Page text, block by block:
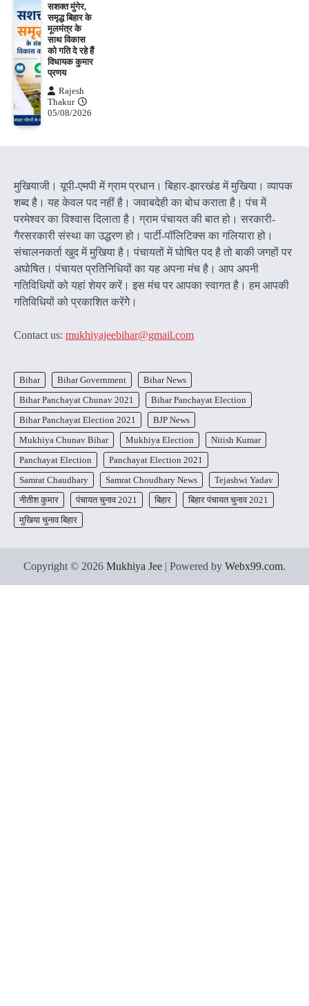
सशक्त मुंगेर,
समृद्ध बिहार के
मूलमंत्र के
साथ विकास
को गति दे रहे हैं
विधायक कुमार
प्रणय
Rajesh
Thakur
05/08/2026
मुखियाजी। यूपी-एमपी में ग्राम प्रधान। बिहार-झारखंड में मुखिया। व्यापक
शब्द है। यह केवल पद नहीं है। जवाबदेही का बोध कराता है। पंच में
परमेश्वर का विश्वास दिलाता है। ग्राम पंचायत की बात हो। सरकारी-
गैरसरकारी संस्था का उद्धरण हो। पार्टी-पॉलिटिक्स का गलियारा हो।
संचालनकर्ता खुद में मुखिया है। पंचायतों में घोषित पद है तो बाकी जगहों पर
अघोषित। पंचायत प्रतिनिधियों का यह अपना मंच है। आप अपनी
गतिविधियों को यहां शेयर करें। इस मंच पर आपका स्वागत है। हम आपकी
गतिविधियों को प्रकाशित करेंगेे।
Contact us: mukhiyajeebihar@gmail.com
Bihar Bihar Government
Bihar News
Bihar Panchayat Chunav 2021
Bihar Panchayat Election
Bihar Panchayat Election 2021
BJP News
Mukhiya Chunav Bihar
Mukhiya Election
Nitish Kumar
Panchayat Election
Panchayat Election 2021
Samrat Chaudhary
Samrat Choudhary News
Tejashwi Yadav
नीतीश कुमार
पंचायत चुनाव 2021 बिहार
बिहार पंचायत चुनाव 2021
मुखिया चुनाव बिहार
Copyright © 2026 Mukhiya Jee | Powered by Webx99.com.